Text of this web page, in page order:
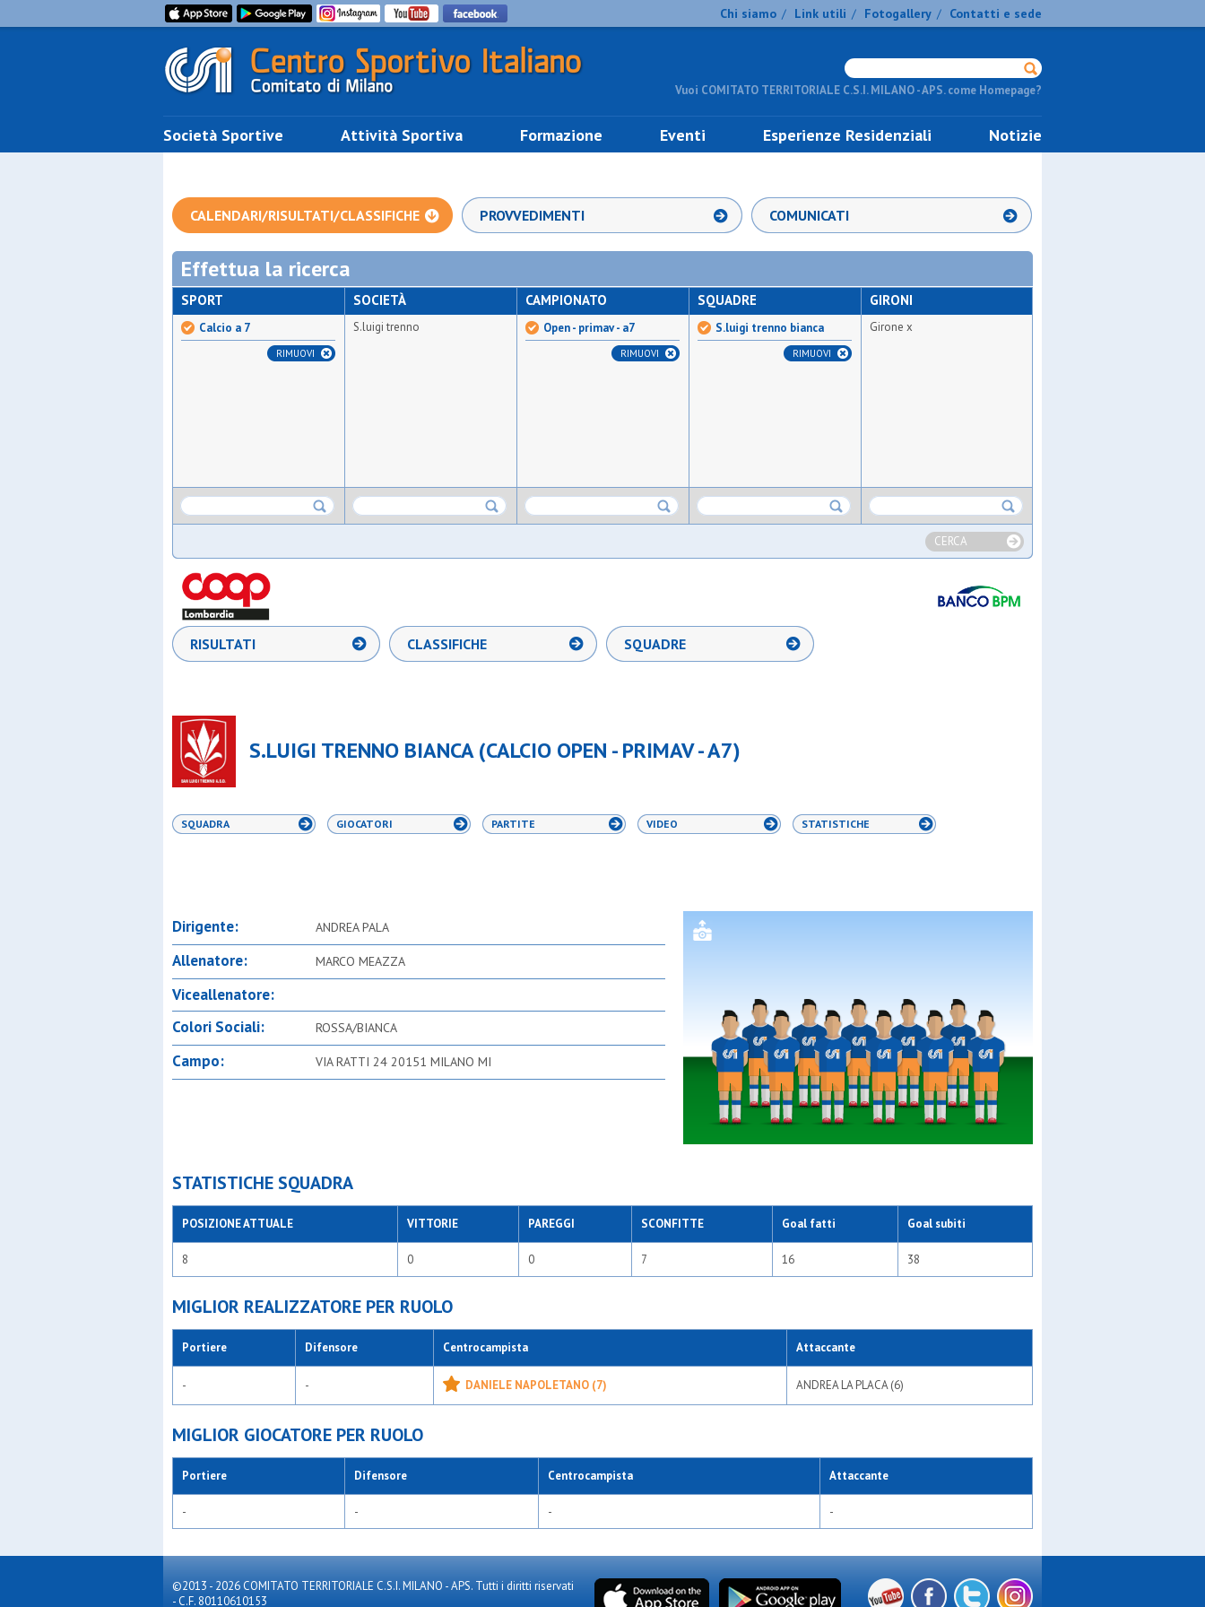
Chi siamo / Link utili / Fotogallery / Contatti e sede
Vuoi COMITATO TERRITORIALE C.S.I. MILANO - APS. come Homepage?
Società Sportive Attività Sportiva Formazione Eventi Esperienze Residenziali Notizie
CALENDARI/RISULTATI/CLASSIFICHE PROVVEDIMENTI COMUNICATI
Effettua la ricerca
SPORT
Calcio a 7
RIMUOVI
SOCIETÀ
S.luigi trenno
CAMPIONATO
Open - primav - a7
RIMUOVI
SQUADRE
S.luigi trenno bianca
RIMUOVI
GIRONI
Girone x
CERCA
RISULTATI CLASSIFICHE SQUADRE
S.LUIGI TRENNO BIANCA (CALCIO OPEN - PRIMAV - A7)
SQUADRA GIOCATORI PARTITE VIDEO STATISTICHE
Dirigente: ANDREA PALA
Allenatore: MARCO MEAZZA
Viceallenatore:
Colori Sociali:
ROSSA/BIANCA
Campo: VIA RATTI 24 20151 MILANO MI
STATISTICHE SQUADRA
POSIZIONE ATTUALE VITTORIE PAREGGI SCONFITTE Goal fatti Goal subiti
8 0 0 7 16 38
MIGLIOR REALIZZATORE PER RUOLO
Portiere Difensore Centrocampista Attaccante
- - DANIELE NAPOLETANO (7) ANDREA LA PLACA (6)
MIGLIOR GIOCATORE PER RUOLO
Portiere Difensore Centrocampista Attaccante
- - - -
©2013 - 2026 COMITATO TERRITORIALE C.S.I. MILANO - APS. Tutti i diritti riservati
- C.F. 80110610153